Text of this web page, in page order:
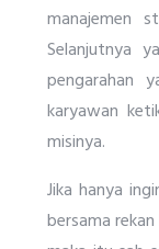
manajemen
Selanjutnya
pengarahan
karyawan
misinya.
Jika hanya
bersama